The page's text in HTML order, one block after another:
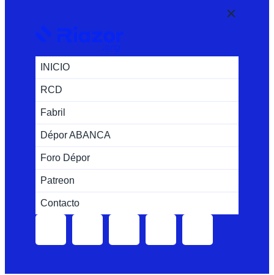
INICIO
RCD
Fabril
Dépor ABANCA
Foro Dépor
Patreon
Contacto